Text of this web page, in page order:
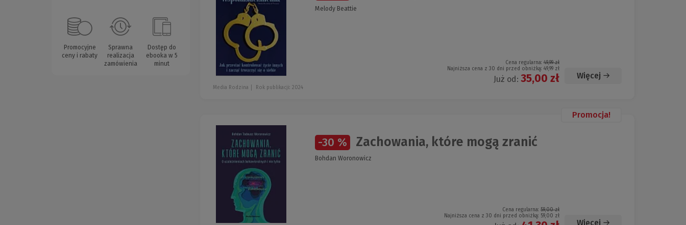
Promocyjne
ceny i rabaty
Sprawna
realizacja
zamówienia
Dostęp do
ebooka w 5
minut
Melody Beattie
Cena regularna: 49,99 zł
Najniższa cena z 30 dni przed obniżką: 49,99 zł
Już od: 35,00 zł Więcej
Media Rodzina Rok publikacji: 2024
Promocja!
-30 % Zachowania, które mogą zranić
Bohdan Woronowicz
Cena regularna: 59,00 zł
Najniższa cena z 30 dni przed obniżką: 59,00 zł
Więcej